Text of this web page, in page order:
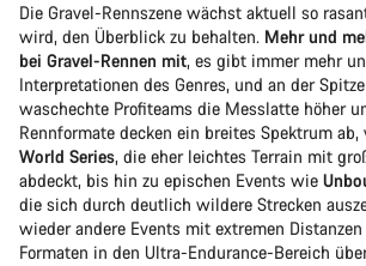
Die Gravel-Rennszene wächst aktuell so
wird, den Überblick zu behalten. Mehr und
bei Gravel-Rennen mit, es gibt immer mehr
Interpretationen des Genres, und an der
waschechte Profiteams die Messlatte höher
Rennformate decken ein breites Spektrum ab,
World Series, die eher leichtes Terrain mit
abdeckt, bis hin zu epischen Events wie
die sich durch deutlich wildere Strecken
wieder andere Events mit extremen
Formaten in den Ultra-Endurance-Bereich